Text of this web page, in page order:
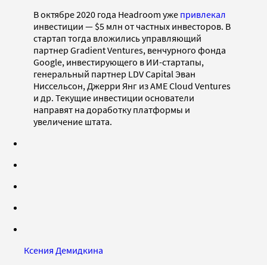
В октябре 2020 года Headroom уже привлекал
инвестиции — $5 млн от частных инвесторов. В
стартап тогда вложились управляющий
партнер Gradient Ventures, венчурного фонда
Google, инвестирующего в ИИ-стартапы,
генеральный партнер LDV Capital Эван
Ниссельсон, Джерри Янг из AME Cloud Ventures
и др. Текущие инвестиции основатели
направят на доработку платформы и
увеличение штата.
Ксения Демидкина